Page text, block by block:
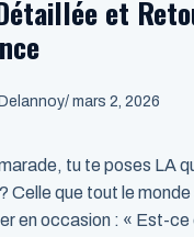
et
/ mars 2, 2026
tu te poses LA
Celle que tout le monde
en occasion : « Est-